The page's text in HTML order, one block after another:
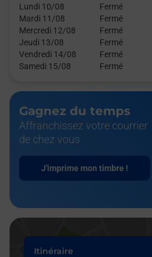
Lundi 10/08
Fermé
Mardi 11/08
Fermé
Mercredi 12/08
Fermé
Jeudi 13/08
Fermé
Vendredi 14/08
Fermé
Samedi 15/08
Fermé
Gagnez du temps
Affranchissez votre courrier
de chez vous
J'imprime mon timbre !
Itinéraire